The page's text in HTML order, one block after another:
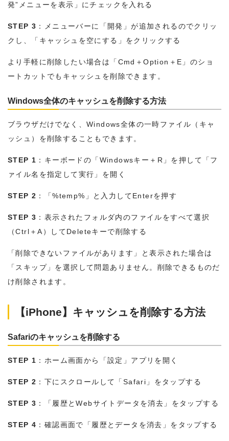
発”メニューを表示」にチェックを入れる
STEP 3 ：メニューバーに「開発」が追加されるのでクリッ
クし、「キャッシュを空にする」をクリックする
より手軽に削除したい場合は「Cmd＋Option＋E」のショ
ートカットでもキャッシュを削除できます。
Windows全体のキャッシュを削除する方法
ブラウザだけでなく、Windows全体の一時ファイル（キャ
ッシュ）を削除することもできます。
STEP 1 ：キーボードの「Windowsキー＋R」を押して「フ
ァイル名を指定して実行」を開く
STEP 2 ：「%temp%」と入力してEnterを押す
STEP 3 ：表示されたフォルダ内のファイルをすべて選択
（Ctrl＋A）してDeleteキーで削除する
「削除できないファイルがあります」と表示された場合は
「スキップ」を選択して問題ありません。削除できるものだ
け削除されます。
【iPhone】キャッシュを削除する方法
Safariのキャッシュを削除する
STEP 1 ：ホーム画面から「設定」アプリを開く
STEP 2 ：下にスクロールして「Safari」をタップする
STEP 3 ：「履歴とWebサイトデータを消去」をタップする
STEP 4 ：確認画面で「履歴とデータを消去」をタップする